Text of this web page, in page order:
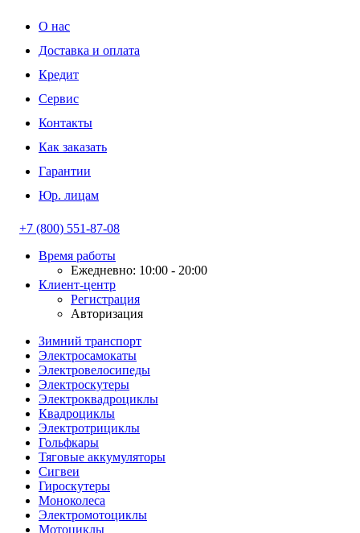
О нас
Доставка и оплата
Кредит
Сервис
Контакты
Как заказать
Гарантии
Юр. лицам
+7 (800) 551-87-08
Время работы
Ежедневно: 10:00 - 20:00
Клиент-центр
Регистрация
Авторизация
Зимний транспорт
Электросамокаты
Электровелосипеды
Электроскутеры
Электроквадроциклы
Квадроциклы
Электротрициклы
Гольфкары
Тяговые аккумуляторы
Сигвеи
Гироскутеры
Моноколеса
Электромотоциклы
Мотоциклы